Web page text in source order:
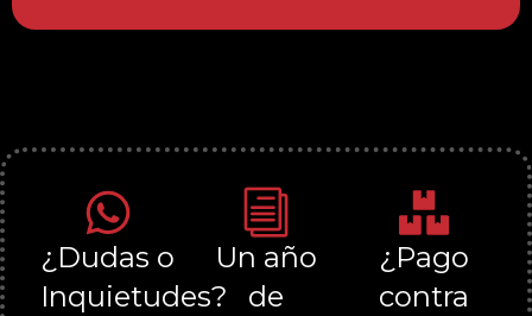
¿Dudas o
Inquietudes?
Un año
de
¿Pago
contra